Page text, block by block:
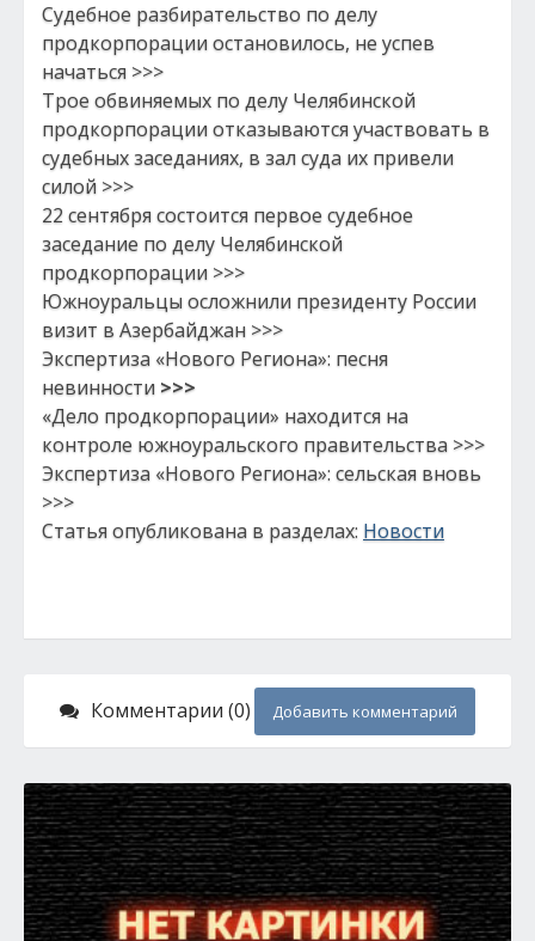
Судебное разбирательство по делу
продкорпорации остановилось, не успев
начаться >>>
Трое обвиняемых по делу Челябинской
продкорпорации отказываются участвовать в
судебных заседаниях, в зал суда их привели
силой >>>
22 сентября состоится первое судебное
заседание по делу Челябинской
продкорпорации >>>
Южноуральцы осложнили президенту России
визит в Азербайджан >>>
Экспертиза «Нового Региона»: песня
невинности >>>
«Дело продкорпорации» находится на
контроле южноуральского правительства >>>
Экспертиза «Нового Региона»: сельская вновь
>>>
Статья опубликована в разделах: Новости
Комментарии (0) Добавить комментарий